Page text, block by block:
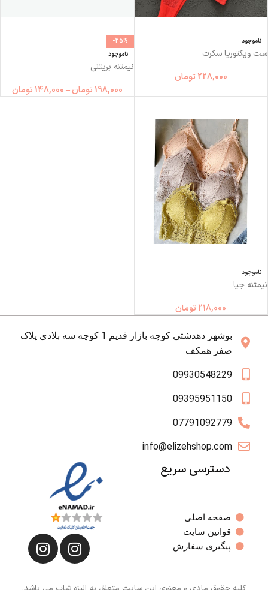
ناموجود
ست ویکتوریا سکرت
228,000 تومان
-25%
ناموجود
نیمتنه بریتنی
198,000 تومان–
148,000 تومان
ناموجود
نیمتنه جیا
218,000 تومان
بوشهر دهدشتی کوچه بازار قدیم 1 کوچه سه بلادی پلاک
صفر همکف
09930548229
09395951150
07791092779
info@elizehshop.com
دسترسی سریع
صفحه اصلی
قوانین سایت
پیگیری سفارش